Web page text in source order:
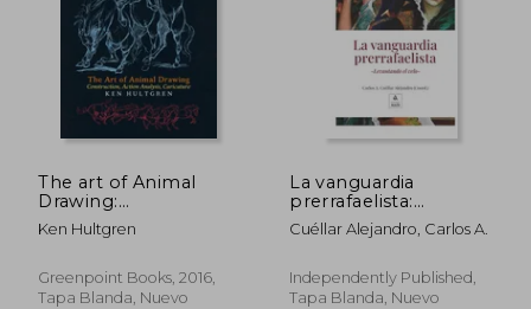
45%
dcto.
45%
dcto.
The art of Animal
Drawing:
Construction, Action
Analysis, Caricature
Ken Hultgren
Greenpoint Books, 2016,
Tapa Blanda, Nuevo
La vanguardia
prerrafaelista:
Levantando el velo
Cuéllar Alejandro, Carlos A.
Independently Published,
Tapa Blanda, Nuevo